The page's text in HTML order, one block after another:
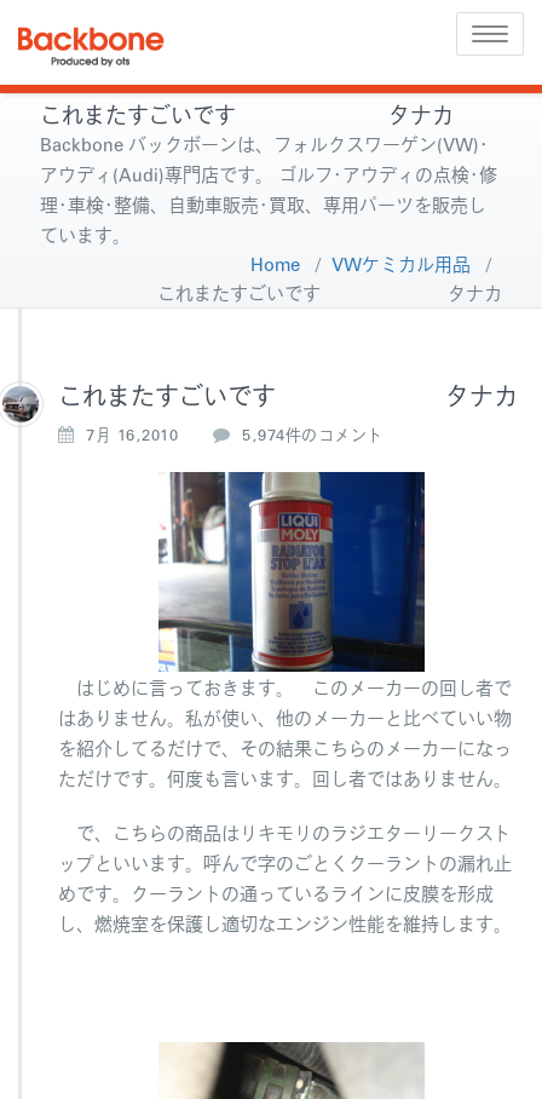
Toggle
これまたすごいです タナカ
Backbone バックボーンは、フォルクスワーゲン(VW)･
アウディ(Audi)専門店です。 ゴルフ･アウディの点検･修
理･車検･整備、自動車販売･買取、専用パーツを販売し
ています。
Home / VWケミカル用品 /
これまたすごいです タナカ
これまたすごいです タナカ
7月 16,2010
こ
ま
た
す
ご
い
で
す
ナ
カ
へ
の
5,974件のコメント
はじめに言っておきます。 このメーカーの回し者で
はありません。私が使い、他のメーカーと比べていい物
を紹介してるだけで、その結果こちらのメーカーになっ
ただけです。何度も言います。回し者ではありません。
で、こちらの商品はリキモリのラジエターリークスト
ップといいます。呼んで字のごとくクーラントの漏れ止
めです。クーラントの通っているラインに皮膜を形成
し、燃焼室を保護し適切なエンジン性能を維持します。